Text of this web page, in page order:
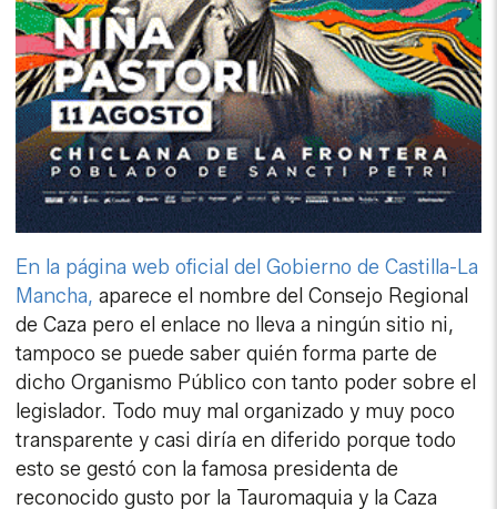
En la página web oficial del Gobierno de Castilla-La
Mancha, aparece el nombre del Consejo Regional
de Caza pero el enlace no lleva a ningún sitio ni,
tampoco se puede saber quién forma parte de
dicho Organismo Público con tanto poder sobre el
legislador. Todo muy mal organizado y muy poco
transparente y casi diría en diferido porque todo
esto se gestó con la famosa presidenta de
reconocido gusto por la Tauromaquia y la Caza